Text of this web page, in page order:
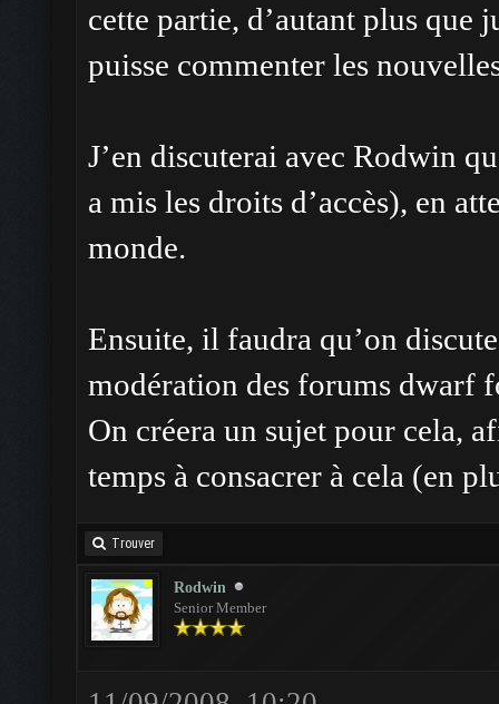
cette partie, d’autant plus que
puisse commenter les
J’en discuterai avec Rodwin
a mis les droits d’accès), en
monde.
Ensuite, il faudra qu’on
modération des forums dwarf
On créera un sujet pour cela,
temps à consacrer à cela (en
Trouver
Rodwin
Senior Member